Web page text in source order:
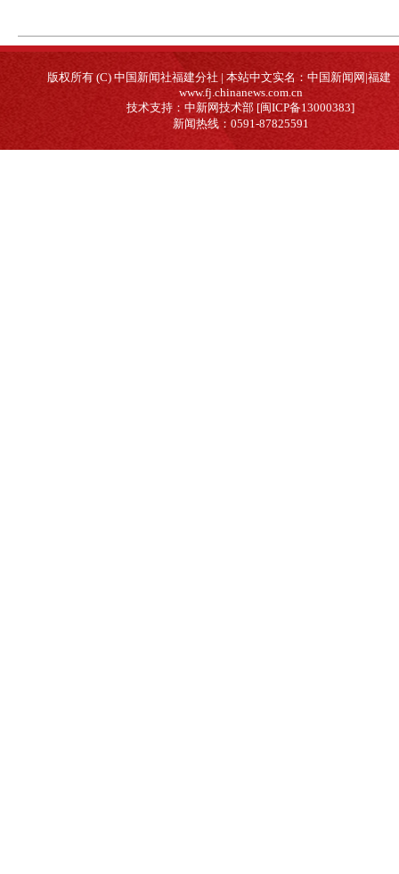
版权所有 (C) 中国新闻社福建分社 | 本站中文实名：中国新闻网|福建
www.fj.chinanews.com.cn
技术支持：中新网技术部 [闽ICP备13000383]
新闻热线：0591-87825591